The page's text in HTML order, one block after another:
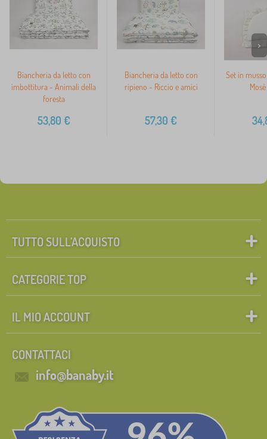
Biancheria da letto con
imbottitura - Animali della
foresta
53,80 €
Biancheria da letto con
ripieno - Riccio e amici
57,30 €
Set in
>
TUTTO SULL’ACQUISTO
CATEGORIE TOP
IL MIO ACCOUNT
CONTATTACI
info@banaby.it